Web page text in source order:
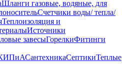
Шланги газовые, водяные, для
Счетчики воды/ тепла/
Теплоизоляция и
Источники
завесыГорелкиФитинги
СантехникаСептикиТеплые